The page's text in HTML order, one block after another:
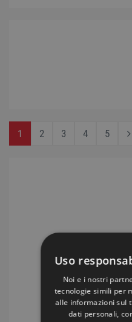
1 2 3 4 5
Uso
Noi e i nostri
tecnologie simili per
alle informazioni sul
dati personali,